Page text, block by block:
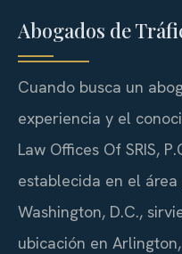
Abogados de
Cuando busca un
experiencia y el
Law Offices Of SRIS,
establecida en el
Washington, D.C.,
ubicación en